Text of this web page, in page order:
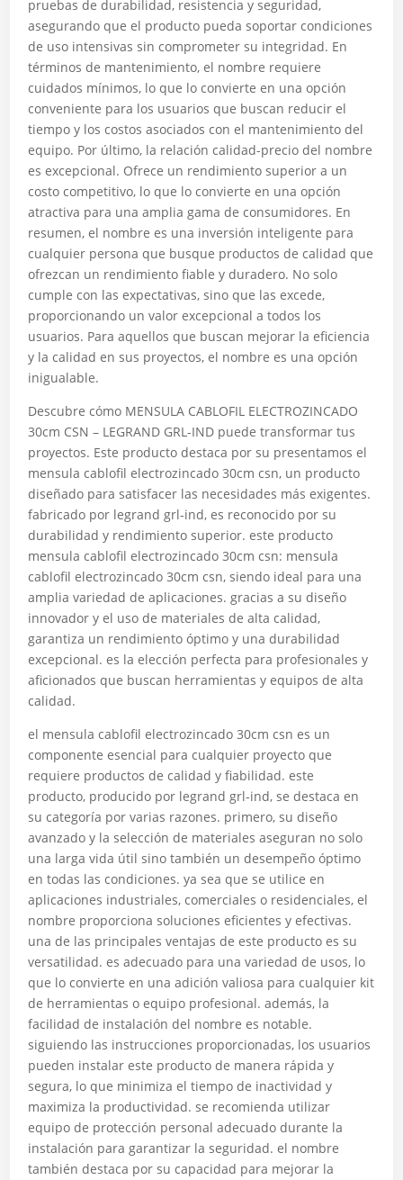
pruebas de durabilidad, resistencia y seguridad,
asegurando que el producto pueda soportar condiciones
de uso intensivas sin comprometer su integridad. En
términos de mantenimiento, el nombre requiere
cuidados mínimos, lo que lo convierte en una opción
conveniente para los usuarios que buscan reducir el
tiempo y los costos asociados con el mantenimiento del
equipo. Por último, la relación calidad-precio del nombre
es excepcional. Ofrece un rendimiento superior a un
costo competitivo, lo que lo convierte en una opción
atractiva para una amplia gama de consumidores. En
resumen, el nombre es una inversión inteligente para
cualquier persona que busque productos de calidad que
ofrezcan un rendimiento fiable y duradero. No solo
cumple con las expectativas, sino que las excede,
proporcionando un valor excepcional a todos los
usuarios. Para aquellos que buscan mejorar la eficiencia
y la calidad en sus proyectos, el nombre es una opción
inigualable.
Descubre cómo MENSULA CABLOFIL ELECTROZINCADO
30cm CSN – LEGRAND GRL-IND puede transformar tus
proyectos. Este producto destaca por su presentamos el
mensula cablofil electrozincado 30cm csn, un producto
diseñado para satisfacer las necesidades más exigentes.
fabricado por legrand grl-ind, es reconocido por su
durabilidad y rendimiento superior. este producto
mensula cablofil electrozincado 30cm csn: mensula
cablofil electrozincado 30cm csn, siendo ideal para una
amplia variedad de aplicaciones. gracias a su diseño
innovador y el uso de materiales de alta calidad,
garantiza un rendimiento óptimo y una durabilidad
excepcional. es la elección perfecta para profesionales y
aficionados que buscan herramientas y equipos de alta
calidad.
el mensula cablofil electrozincado 30cm csn es un
componente esencial para cualquier proyecto que
requiere productos de calidad y fiabilidad. este
producto, producido por legrand grl-ind, se destaca en
su categoría por varias razones. primero, su diseño
avanzado y la selección de materiales aseguran no solo
una larga vida útil sino también un desempeño óptimo
en todas las condiciones. ya sea que se utilice en
aplicaciones industriales, comerciales o residenciales, el
nombre proporciona soluciones eficientes y efectivas.
una de las principales ventajas de este producto es su
versatilidad. es adecuado para una variedad de usos, lo
que lo convierte en una adición valiosa para cualquier kit
de herramientas o equipo profesional. además, la
facilidad de instalación del nombre es notable.
siguiendo las instrucciones proporcionadas, los usuarios
pueden instalar este producto de manera rápida y
segura, lo que minimiza el tiempo de inactividad y
maximiza la productividad. se recomienda utilizar
equipo de protección personal adecuado durante la
instalación para garantizar la seguridad. el nombre
también destaca por su capacidad para mejorar la